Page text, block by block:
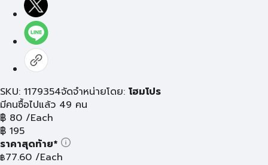
SKU: 1179354จัดจำหน่ายโดย: โฮมโปร
มีคนซื้อไปแล้ว 49 คน
฿ 80 /Each
฿ 195
ราคาสุดท้าย*
฿77.60 /Each